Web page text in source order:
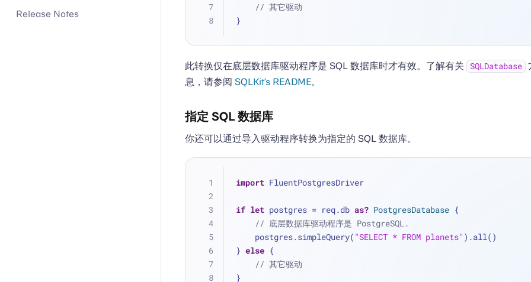
Release Notes
// 其它驱动
}
此转换仅在底层数据库驱动程序是 SQL 数据库时才有效。了解有关 SQLDatabase
息，请参阅 SQLKit’s README。
指定 SQL 数据库
你还可以通过导入驱动程序转换为指定的 SQL 数据库。
import FluentPostgresDriver
if let postgres = req.db as? PostgresDatabase {
// 底层数据库驱动程序是 PostgreSQL.
    postgres.simpleQuery(
"SELECT * FROM planets" ).all()
} else {
// 其它驱动
}